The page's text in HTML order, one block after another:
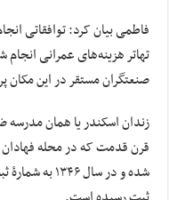
فاطمی بیان کرد: توافقاتی
تهاتر هزینه‌های عمرانی
صنعتگران مستقر در این
قرن قدمت که در محله فهادان